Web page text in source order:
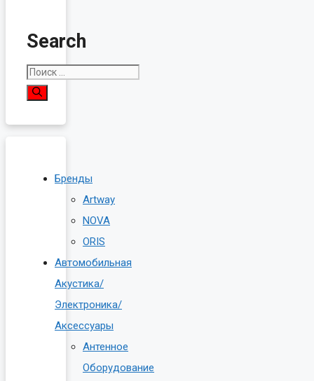
Search
Поиск:
Бренды
Artway
NOVA
ORIS
Автомобильная
Акустика/
Электроника/
Аксессуары
Антенное
Оборудование